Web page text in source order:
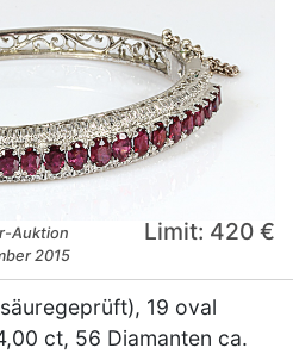
Auktion
2015
Limit: 420 €
19 oval
ct, 56 Diamanten ca.